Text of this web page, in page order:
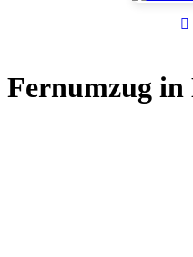
Fernumzug in